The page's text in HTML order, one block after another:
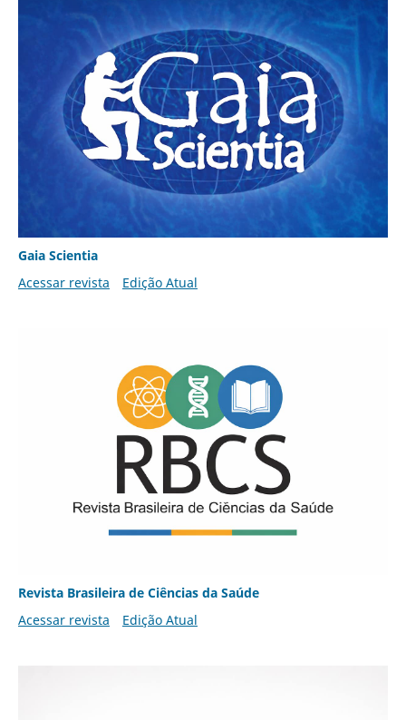
Gaia Scientia
Acessar revista
Edição Atual
Revista Brasileira de Ciências da Saúde
Acessar revista
Edição Atual